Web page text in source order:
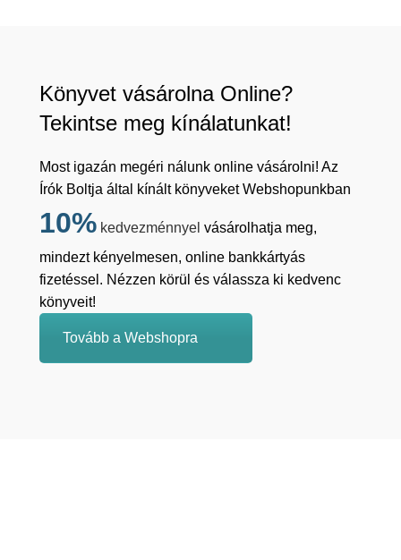
Könyvet vásárolna Online?
Tekintse meg kínálatunkat!
Most igazán megéri nálunk online vásárolni! Az
Írók Boltja által kínált könyveket Webshopunkban
10% kedvezménnyel vásárolhatja meg,
mindezt kényelmesen, online bankkártyás
fizetéssel. Nézzen körül és válassza ki kedvenc
könyveit!
Tovább a Webshopra